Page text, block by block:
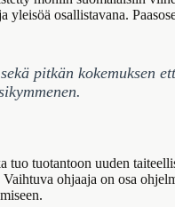
yleisöä osallistavana.
pitkän kokemuksen
tuotantoon uuden
ohjaaja on osa